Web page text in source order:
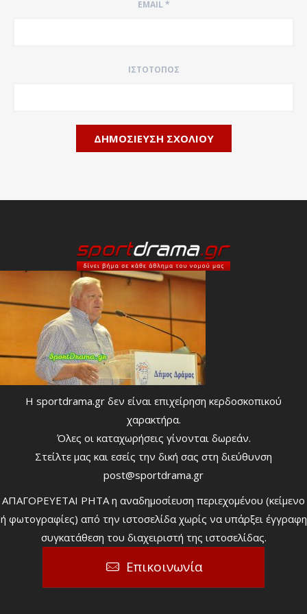
EMAIL*
ΙΣΤΌΤΟΠΟΣ
Η sportdrama.gr δεν είναι επιχείρηση κερδοσκοπικού
χαρακτήρα.
Όλες οι καταχωρήσεις γίνονται δωρεάν.
Στείλτε μας και εσείς την δική σας στη διεύθυνση
post@sportdrama.gr
ΑΠΑΓΟΡΕΥΕΤΑΙ ΡΗΤΑ η αναδημοσίευση περιεχομένου (κείμενο
ή φωτογραφίες) από την ιστοσελίδα χωρίς να υπάρξει έγγραφη
συγκατάθεση του διαχειριστή της ιστοσελίδας.
Επικοινωνία